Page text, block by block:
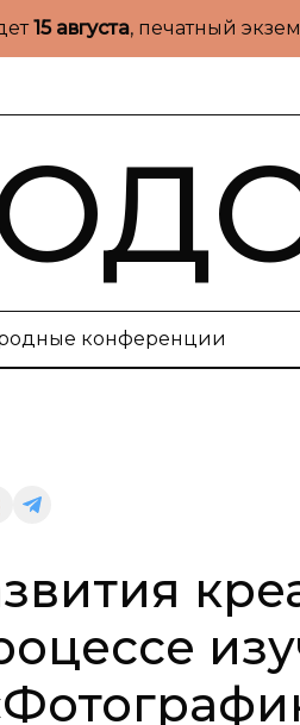
15 августа, печатный
конференции